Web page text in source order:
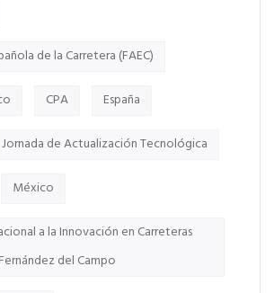
de la Carretera (FAEC)
CPA España
Jornada de Actualización Tecnológica
México
a la Innovación en Carreteras
del Campo